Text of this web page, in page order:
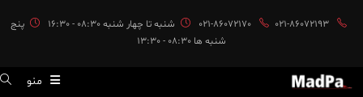
محتوا
021-86072170 021-86072193 شنبه تا چهار شنبه 08:30 - 16:30
پنج
شنبه ها 08:30 - 13:30
منو